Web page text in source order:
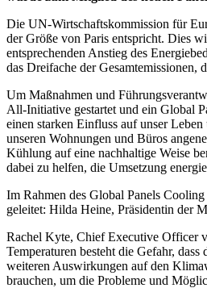
Die UN-Wirtschaftskommission für
der Größe von Paris entspricht. Dies
entsprechenden Anstieg des
das Dreifache der
Um Maßnahmen und
All-Initiative gestartet und ein Global
einen starken Einfluss auf unser
unseren Wohnungen und Büros
Kühlung auf eine nachhaltige Weise
dabei zu helfen, die Umsetzung
Im Rahmen des Global Panels
geleitet: Hilda Heine, Präsidentin der
Rachel Kyte, Chief Executive Officer
Temperaturen besteht die Gefahr,
weiteren Auswirkungen auf den
brauchen, um die Probleme und